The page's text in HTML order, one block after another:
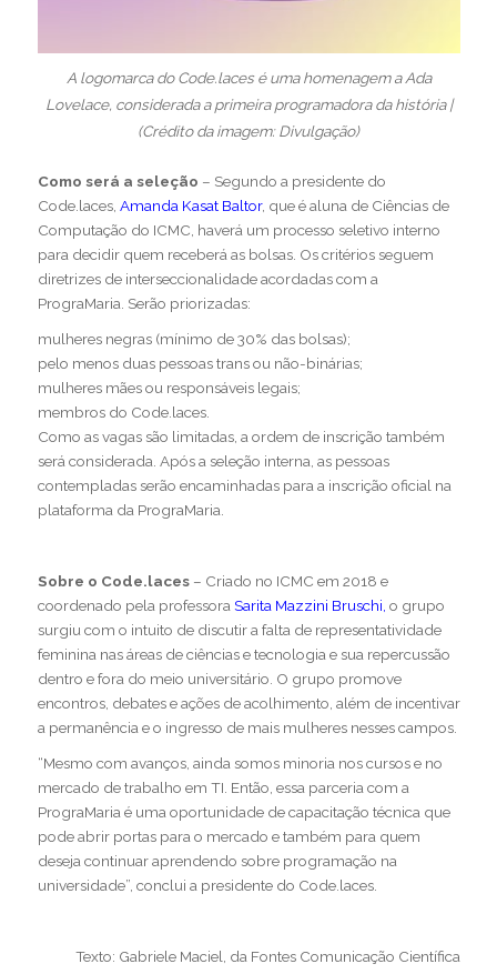
A logomarca do Code.laces é uma homenagem a Ada
Lovelace, considerada a primeira programadora da história |
(Crédito da imagem: Divulgação)
Como será a seleção – Segundo a presidente do
Code.laces, Amanda Kasat Baltor, que é aluna de Ciências de
Computação do ICMC, haverá um processo seletivo interno
para decidir quem receberá as bolsas. Os critérios seguem
diretrizes de interseccionalidade acordadas com a
PrograMaria. Serão priorizadas:
mulheres negras (mínimo de 30% das bolsas);
pelo menos duas pessoas trans ou não-binárias;
mulheres mães ou responsáveis legais;
membros do Code.laces.
Como as vagas são limitadas, a ordem de inscrição também
será considerada. Após a seleção interna, as pessoas
contempladas serão encaminhadas para a inscrição oficial na
plataforma da PrograMaria.
Sobre o Code.laces– Criado no ICMC em 2018 e
coordenado pela professoraSarita Mazzini Bruschi, o grupo
surgiu com o intuito de discutir a falta de representatividade
feminina nas áreas de ciências e tecnologia e sua repercussão
dentro e fora do meio universitário. O grupo promove
encontros, debates e ações de acolhimento, além de incentivar
a permanência e o ingresso de mais mulheres nesses campos.
“Mesmo com avanços, ainda somos minoria nos cursos e no
mercado de trabalho em TI. Então, essa parceria com a
PrograMaria é uma oportunidade de capacitação técnica que
pode abrir portas para o mercado e também para quem
deseja continuar aprendendo sobre programação na
universidade”, conclui a presidente do Code.laces.
Texto: Gabriele Maciel, da Fontes Comunicação Científica